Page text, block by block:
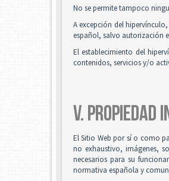
No se permite tampoco
A excepción del
español, salvo autorización
El establecimiento del
contenidos, servicios y/o
V. PROPIEDAD
El Sitio Web por sí o como
no exhaustivo, imágenes,
necesarios para su
normativa española y